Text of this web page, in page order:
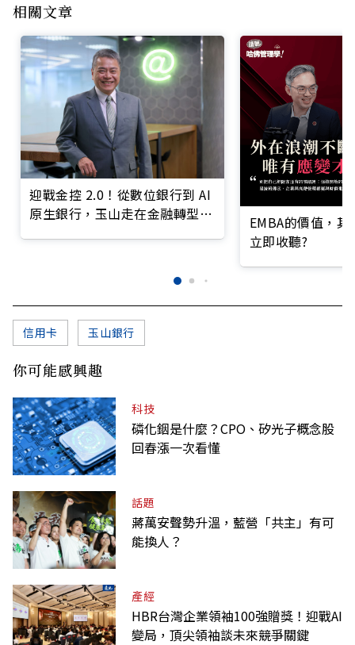
相關文章
迎戰金控 2.0！從數位銀行到 AI
原生銀行，玉山走在金融轉型最
EMBA的價值，
立即收聽?
信用卡 玉山銀行
你可能感興趣
科技
磷化銦是什麼？CPO、矽光子概念股
回春漲一次看懂
話題
蔣萬安聲勢升溫，藍營「共主」有可
能換人？
產經
HBR台灣企業領袖100強贈獎！迎戰AI
變局，頂尖領袖談未來競爭關鍵